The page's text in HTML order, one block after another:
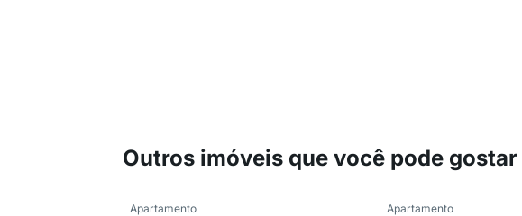
Outros imóveis que você pode gostar
Apartamento Apartamento